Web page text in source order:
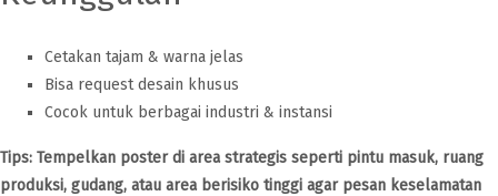
Cetakan tajam & warna jelas
Bisa request desain khusus
Cocok untuk berbagai industri & instansi
Tips: Tempelkan poster di area strategis seperti pintu masuk, ruang
produksi, gudang, atau area berisiko tinggi agar pesan keselamatan